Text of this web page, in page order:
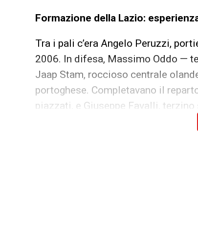
Formazione della Lazio:
Tra i pali c’era Angelo Peruzzi,
2006. In difesa, Massimo Oddo —
Jaap Stam, roccioso centrale
portoghese. Completavano il
piazzati, e Giuseppe Favalli,
A centrocampo, Stefano Fiore —